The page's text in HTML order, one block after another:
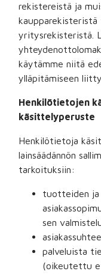
rekistereistä ja
yritysrekisteristä.
käytämme niitä
ylläpitämiseen
Henkilötietojen
käsittelyperuste
Henkilötietoja
lainsäädännön
tarkoituksiin:
tuotteiden ja
sen
palveluista
(oikeutettu